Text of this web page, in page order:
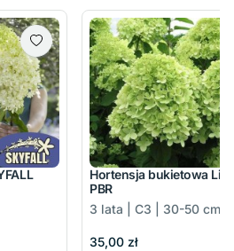
Hortensja bukietowa
PBR
3 lata | C3 | 30-50 cm
35,00 zł